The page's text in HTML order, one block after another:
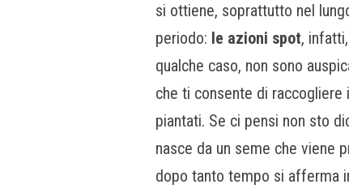
si ottiene, soprattutto nel
periodo: le azioni spot,
qualche caso, non sono
che ti consente di
piantati. Se ci pensi non sto
nasce da un seme che viene
dopo tanto tempo si afferma